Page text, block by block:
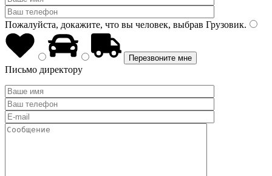
Пожалуйста, докажите, что вы человек, выбрав Грузовик.
Письмо директору